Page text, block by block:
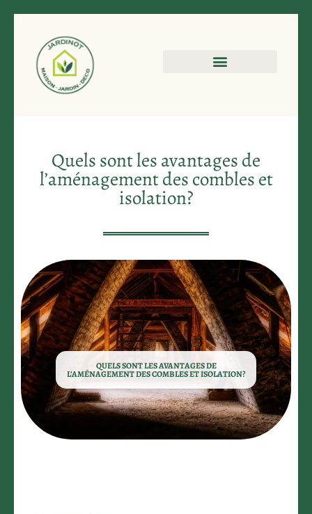
Quels sont les avantages de
l’aménagement des combles et
isolation?
QUELS SONT LES AVANTAGES DE
L’AMÉNAGEMENT DES COMBLES ET ISOLATION?